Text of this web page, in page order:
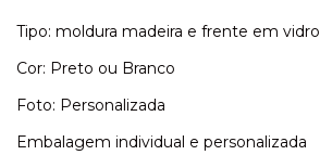
Tipo: moldura madeira e frente em vidro
Cor: Preto ou Branco
Foto: Personalizada
Embalagem individual e personalizada